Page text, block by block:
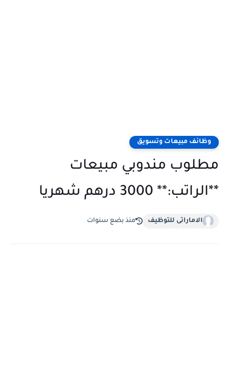
وظائف مبيعات وتسويق
مطلوب مندوبي مبيعات
**الراتب:** 3000 درهم شهريا
الاماراتى للتوظيف منذ بضع سنوات